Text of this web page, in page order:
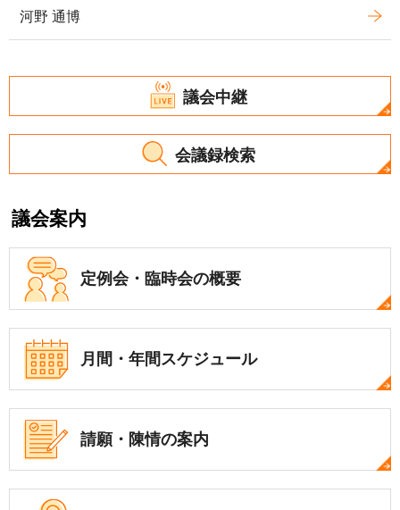
河野 通博
議会中継
会議録検索
議会案内
定例会・ 臨時会の概要
月間・年間スケジュール
請願・陳情の案内